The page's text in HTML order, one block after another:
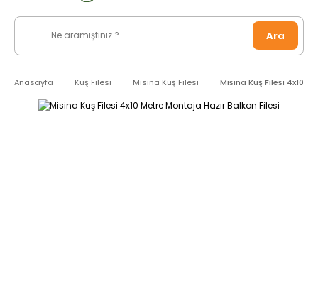
Ara
Anasayfa Kuş Filesi Misina Kuş Filesi Misina Kuş Filesi 4x10